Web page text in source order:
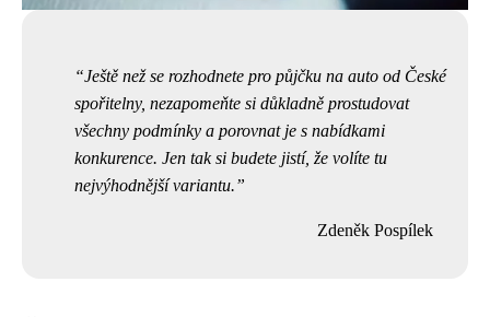
Ještě než se rozhodnete pro půjčku na auto od České
spořitelny, nezapomeňte si důkladně prostudovat
všechny podmínky a porovnat je s nabídkami
konkurence. Jen tak si budete jistí, že volíte tu
nejvýhodnější variantu.
Zdeněk Pospílek